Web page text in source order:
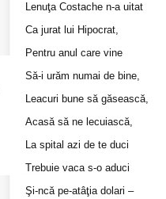
Lenuţa Costache n-a uitat
Ca jurat lui Hipocrat,
Pentru anul care vine
Să-i urăm numai de bine,
Leacuri bune să găsească,
Acasă să ne lecuiască,
La spital azi de te duci
Trebuie vaca s-o aduci
Şi-ncă pe-atâţia dolari –